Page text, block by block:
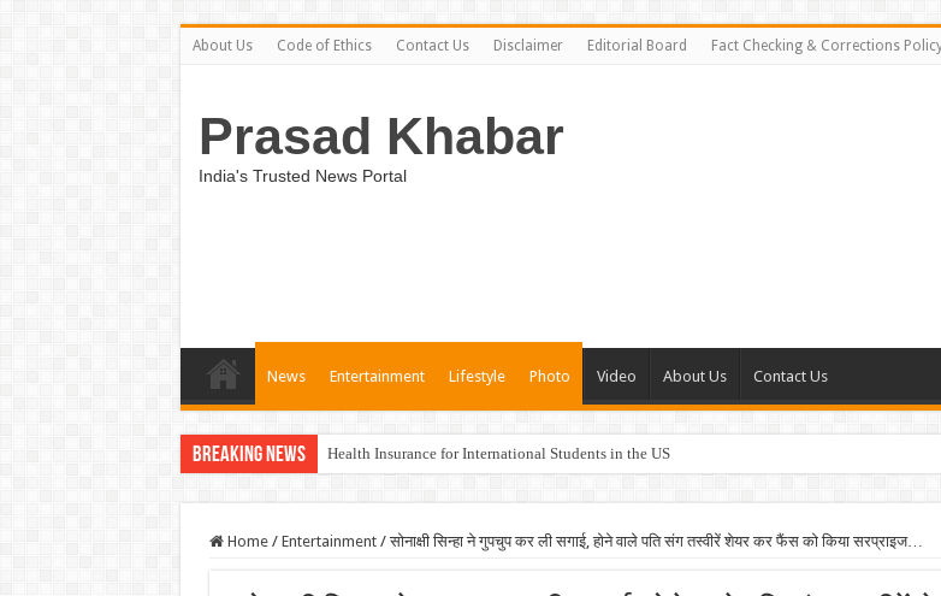
About Us Code of Ethics Contact Us Disclaimer Editorial Board Fact Checking & Corrections
Prasad Khabar
India's Trusted News Portal
News Entertainment Lifestyle Photo Video About Us Contact Us
Breaking News Health Insurance for International Students in the US
Unveiling the Best Medical Insurance Plans in the US
Home / Entertainment / सोनाक्षी सिन्हा ने गुपचुप कर ली सगाई, होने वाले पति संग तस्वीरें शेयर कर फैंस को किया सरप्राइज…